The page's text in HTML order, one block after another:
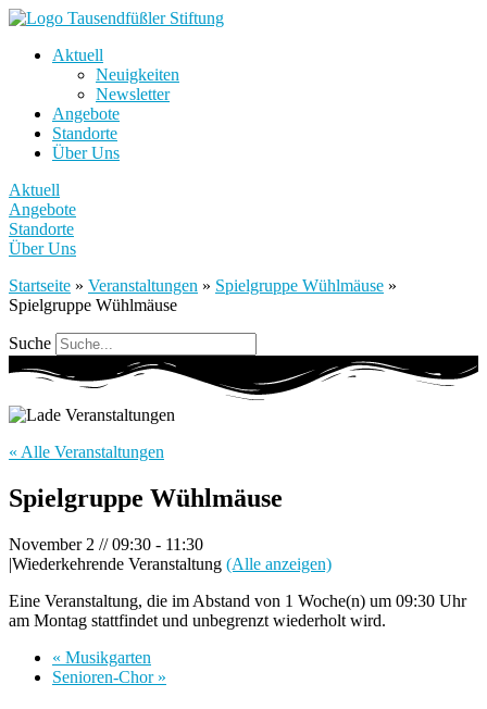
Aktuell
Neuigkeiten
Newsletter
Angebote
Standorte
Über Uns
Aktuell
Angebote
Standorte
Über Uns
Startseite » Veranstaltungen » Spielgruppe Wühlmäuse »
Spielgruppe Wühlmäuse
Suche
« Alle Veranstaltungen
Spielgruppe Wühlmäuse
November 2 // 09:30 - 11:30
|Wiederkehrende Veranstaltung (Alle anzeigen)
Eine Veranstaltung, die im Abstand von 1 Woche(n) um 09:30 Uhr
am Montag stattfindet und unbegrenzt wiederholt wird.
« Musikgarten
Senioren-Chor »